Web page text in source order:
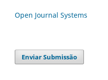
Open Journal Systems
Enviar Submissão